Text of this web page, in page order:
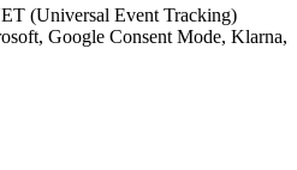
(Universal Event Tracking)
Google Consent Mode, Klarna,